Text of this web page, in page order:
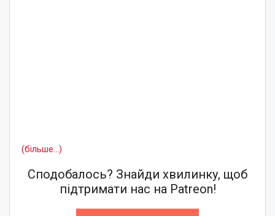
(більше…)
Сподобалось? Знайди хвилинку, щоб
підтримати нас на Patreon!